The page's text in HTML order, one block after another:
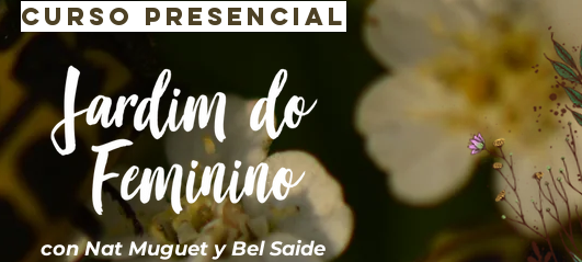
curso presencial
con Nat Muguet y Bel Saide